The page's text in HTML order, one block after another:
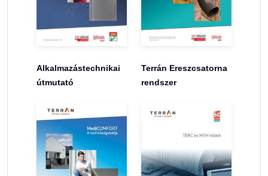
Alkalmazástechnikai
útmutató
Terrán Ereszcsatorna
rendszer